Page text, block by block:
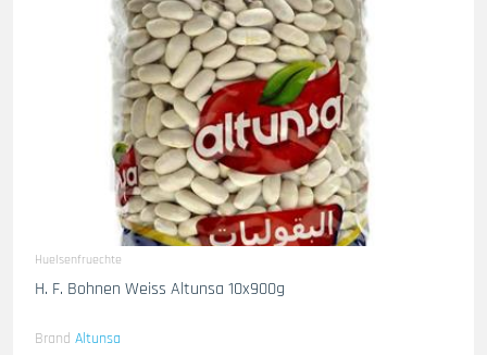
Huelsenfruechte
H. F. Bohnen Weiss Altunsa 10x900g
Brand Altunsa